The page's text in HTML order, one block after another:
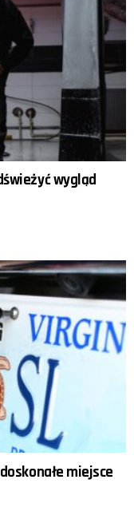
wygląd
miejsce